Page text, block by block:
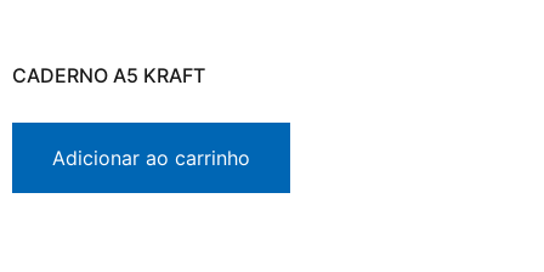
CADERNO A5 KRAFT
Adicionar ao carrinho